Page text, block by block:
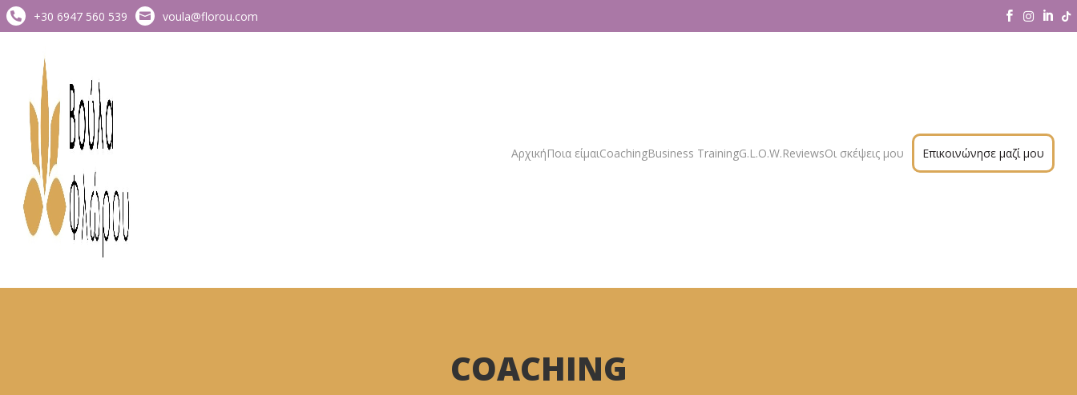
 +30 6947 560 539  voula@florou.com    
ΑρχικήΠοια είμαιCoachingBusiness TrainingG.L.O.W.Re viewsΟι σκέψεις μου Επικοινώνησε μαζί μου
COACHING